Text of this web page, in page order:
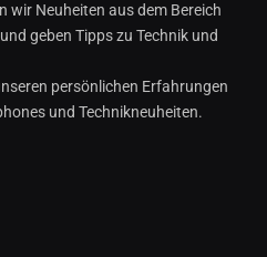
wir Neuheiten aus dem Bereich
geben Tipps zu Technik und
persönlichen Erfahrungen
und Technikneuheiten.